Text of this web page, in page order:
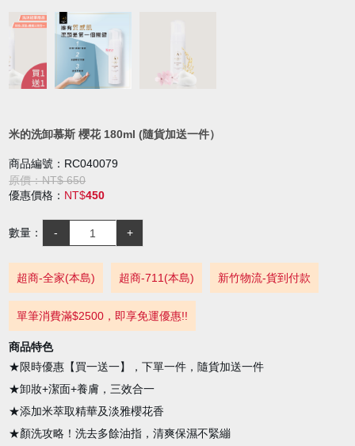
米的洗卸慕斯 櫻花 180ml (隨貨加送一件）
商品編號：RC040079
原價：NT$ 650
優惠價格： NT$450
數量：
超商-全家(本島) 超商-711(本島) 新竹物流-貨到付款
單筆消費滿$2500，即享免運優惠!!
商品特色
★限時優惠【買一送一】，下單一件，隨貨加送一件
★卸妝+潔面+養膚，三效合一
★添加米萃取精華及淡雅櫻花香
★顏洗攻略！洗去多餘油指，清爽保濕不緊繃